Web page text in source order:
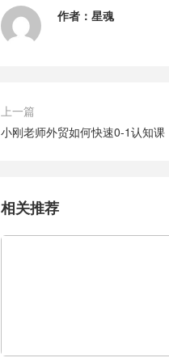
作者： 星魂
上一篇
小刚老师外贸如何快速0-1认知课
相关推荐